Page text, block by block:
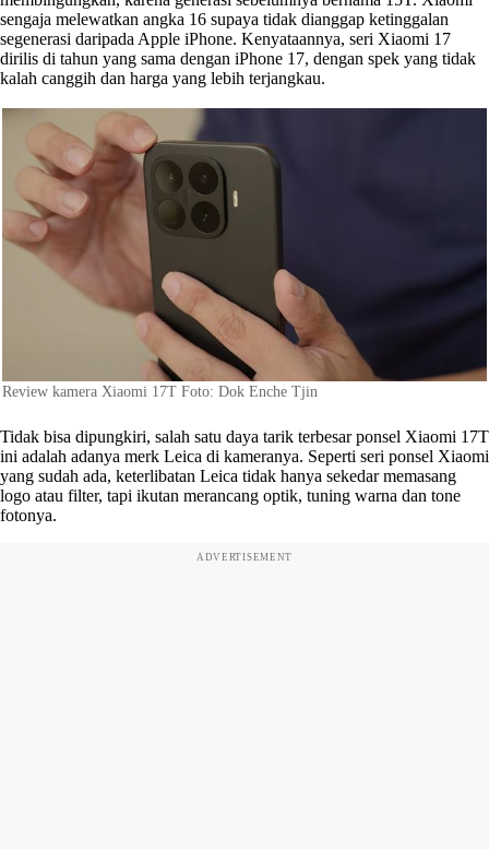
sengaja melewatkan angka 16 supaya tidak dianggap ketinggalan
segenerasi daripada Apple iPhone. Kenyataannya, seri Xiaomi 17
dirilis di tahun yang sama dengan iPhone 17, dengan spek yang tidak
kalah canggih dan harga yang lebih terjangkau.
Review kamera Xiaomi 17T Foto: Dok Enche Tjin
Tidak bisa dipungkiri, salah satu daya tarik terbesar ponsel Xiaomi 17T
ini adalah adanya merk Leica di kameranya. Seperti seri ponsel Xiaomi
yang sudah ada, keterlibatan Leica tidak hanya sekedar memasang
logo atau filter, tapi ikutan merancang optik, tuning warna dan tone
fotonya.
ADVERTISEMENT